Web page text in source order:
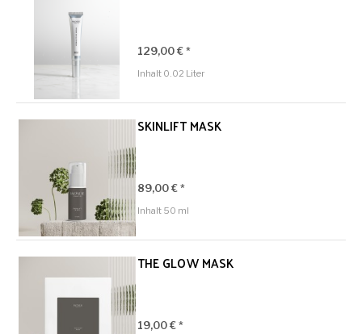
129,00 € *
Inhalt 0.02 Liter
SKINLIFT MASK
89,00 € *
Inhalt 50 ml
THE GLOW MASK
19,00 € *